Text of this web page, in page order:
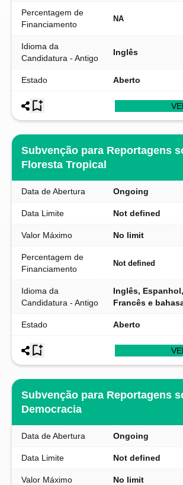
Percentagem de
Financiamento
NA
Idioma da
Candidatura - Antigo
Inglês
Estado Aberto
Subvenção para Reportagens
Floresta Tropical
Data de Abertura Ongoing
Data Limite Not defined
Valor Máximo No limit
Percentagem de
Financiamento
Not defined
Idioma da
Candidatura - Antigo
Inglês,
Francês e
Estado Aberto
Subvenção para Reportagens
Democracia
Data de Abertura Ongoing
Data Limite Not defined
Valor Máximo No limit